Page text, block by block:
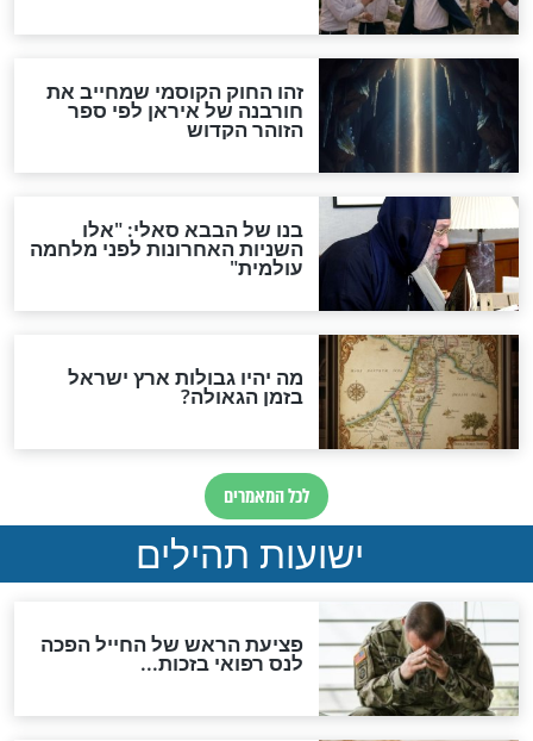
האם לאחר בוא המשיח יהיה
אפשר לחזור בתשובה?
לכל המאמרים
להמתקת הדינים וביטול
גזרות
סגולת ע"ב שמות הקודש